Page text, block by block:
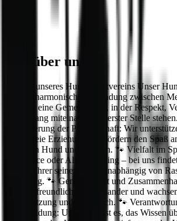
Wir über uns
Leitbild unseres Hundesportvereins Unser
für eine harmonische Verbindung zwischen
schaffen eine Gemeinschaft, in der Respekt,
im Umgang miteinander an erster Stelle
🐾 Förderung der Partnerschaft: Wir
gewaltfreie Erziehung und fördern den Spaß
zwischen Hund und Mensch. 🐾 Vielfalt im
Obedience oder Alltagstraining – bei uns
Hundeführer seinen Platz, unabhängig von
Erfahrung. 🐾 Gemeinschaft und
offenes, freundliches Miteinander und
Unterstützung und Austausch. 🐾
Weiterbildung: Unser Ziel ist es, das Wissen